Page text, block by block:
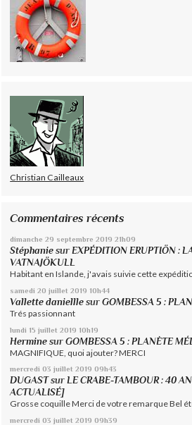
Christian Cailleaux
Commentaires récents
dimanche 29 septembre 2019 21h09
Stéphanie surEXPÉDITION ERUPTIÖN :
VATNAJÖKULL
Habitant en Islande, j'avais suivie cette
samedi 20 juillet 2019 10h44
Vallette daniellle surGOMBESSA 5 :
Trés passionnant
lundi 15 juillet 2019 10h19
Hermine surGOMBESSA 5 : PLANÈTE
MAGNIFIQUE, quoi ajouter? MERCI
mercredi 03 juillet 2019 09h43
DUGASTsurLE CRABE-TAMBOUR : 40
ACTUALISÉ]
Grosse coquille Merci de votre remarque Bel
mercredi 03 juillet 2019 09h39